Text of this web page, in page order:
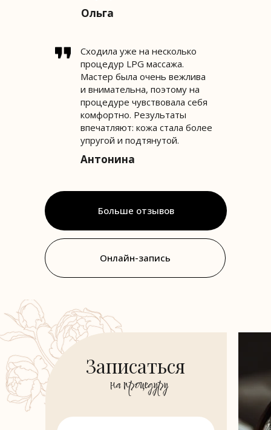
Больше отзывов
Онлайн-запись
Ольга
Антонина
Сходила уже на несколько
процедур LPG массажа.
Мастер была очень вежлива
и внимательна, поэтому на
процедуре чувствовала себя
комфортно. Результаты
впечатляют: кожа стала более
упругой и подтянутой.
Записаться
на процедуру